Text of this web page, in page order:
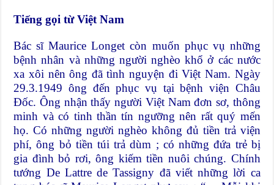
Tiếng gọi từ Việt Nam
Bác sĩ Maurice Longet còn muốn phục vụ những
bệnh nhân và những người nghèo khổ ở các nước
xa xôi nên ông đã tình nguyện đi Việt Nam. Ngày
29.3.1949 ông đến phục vụ tại bệnh viện Châu
Đốc. Ông nhận thấy người Việt Nam đơn sơ, thông
minh và có tinh thần tín ngưỡng nên rất quý mến
họ. Có những người nghèo không đủ tiền trả viện
phí, ông bỏ tiền túi trả dùm ; có những đứa trẻ bị
gia đình bỏ rơi, ông kiếm tiền nuôi chúng. Chính
tướng De Lattre de Tassigny đã viết những lời ca